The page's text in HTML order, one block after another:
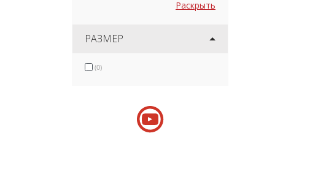
Ragno(41)
Keope Ceramiche
Раскрыть
РАЗМЕР
(0)